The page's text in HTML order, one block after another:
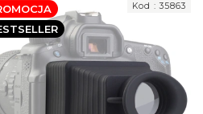
Kod :35863